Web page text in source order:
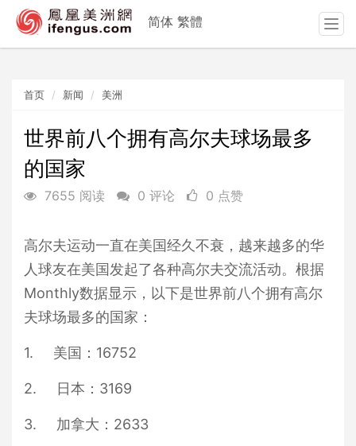
首页 新闻 美洲
世界前八个拥有高尔夫球场最多
的国家
7655 阅读 0 评论 0 点赞
高尔夫运动一直在美国经久不衰，越来越多的华
人球友在美国发起了各种高尔夫交流活动。根据
Monthly数据显示，以下是世界前八个拥有高尔
夫球场最多的国家：
1. 美国：16752
2. 日本：3169
3. 加拿大：2633
简体 繁體
T
o
i
o